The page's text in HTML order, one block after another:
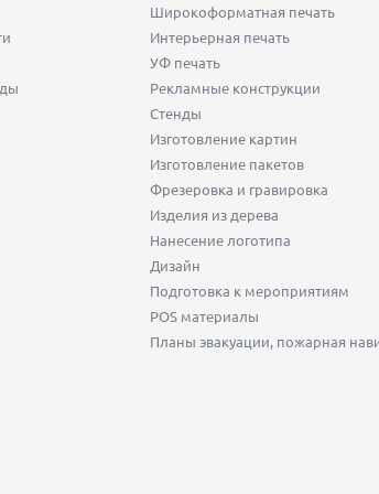
Широкоформатная печать
Интерьерная печать
УФ печать
Рекламные конструкции
Стенды
Изготовление картин
Изготовление пакетов
Фрезеровка и гравировка
Изделия из дерева
Нанесение логотипа
Дизайн
Подготовка к мероприятиям
POS материалы
Планы эвакуации, пожарная